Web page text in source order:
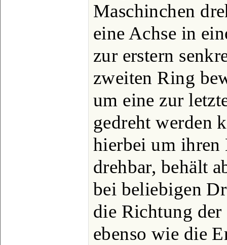
Maschinchen
eine Achse in
zur erstern
zweiten Ring
um eine zur
gedreht werden
hierbei um
drehbar, behält
bei beliebigen
die Richtung der
ebenso wie die